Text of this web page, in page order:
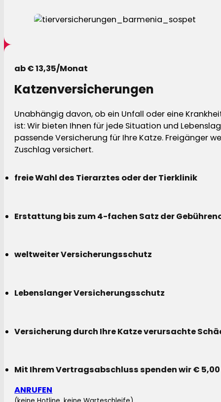
ab € 13,35/Monat
Katzenversicherungen
Unabhängig davon, ob ein Unfall oder eine
ist: Wir bieten Ihnen für jede Situation und
passende Versicherung für Ihre Katze. Freigänger
Zuschlag versichert.
freie Wahl des Tierarztes oder der Tierklinik
Erstattung bis zum 4-fachen Satz der
weltweiter Versicherungsschutz
Lebenslanger Versicherungsschutz
Versicherung durch Ihre Katze verursachte
Mit Ihrem Vertragsabschluss spenden wir €
ANRUFEN